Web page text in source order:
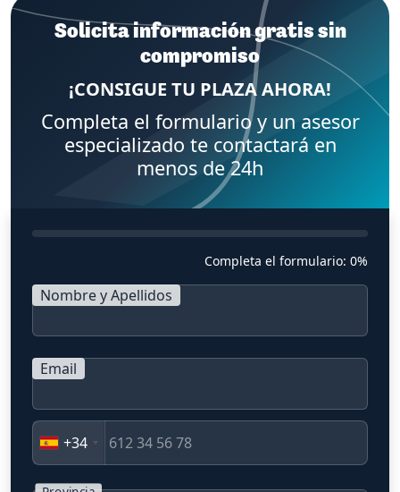
Solicita información gratis sin
compromiso
¡CONSIGUE TU PLAZA AHORA!
Completa el formulario y un asesor
especializado te contactará en
menos de 24h
Completa el formulario: 0%
Nombre y Apellidos
Email
+34